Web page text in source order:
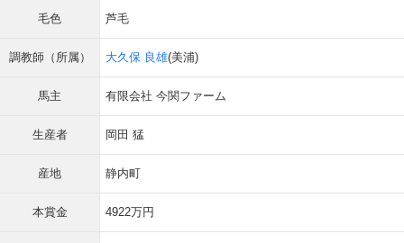
毛色 芦毛
調教師（所属） 大久保 良雄(美浦)
馬主 有限会社 今関ファーム
生産者 岡田 猛
産地 静内町
本賞金 4922万円